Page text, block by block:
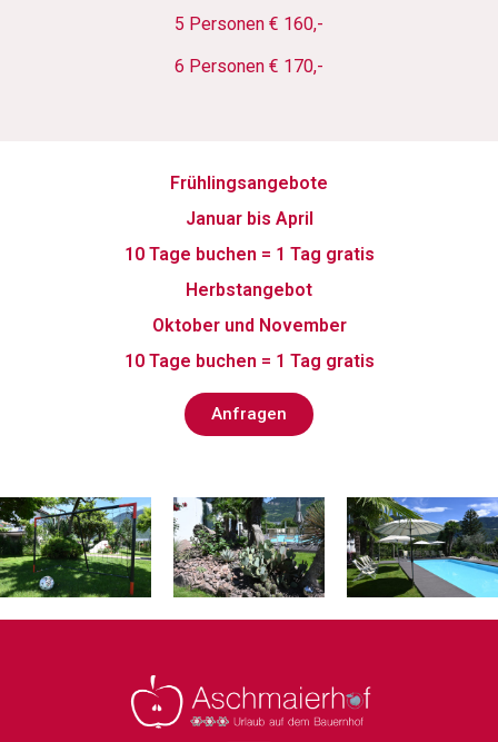
5 Personen € 160,-
6 Personen € 170,-
Frühlingsangebote
Januar bis April
10 Tage buchen = 1 Tag gratis
Herbstangebot
Oktober und November
10 Tage buchen = 1 Tag gratis
Anfragen